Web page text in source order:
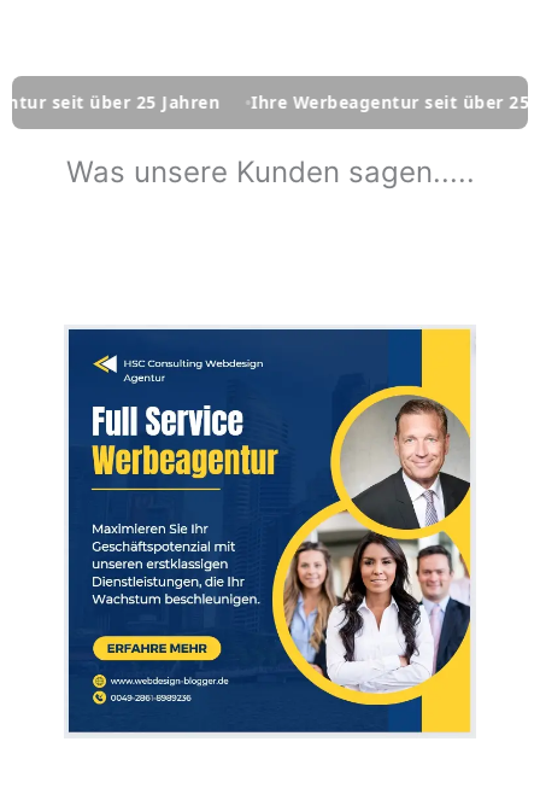
über 25 Jahren Ihre Werbeagentur seit über 25 Jahren
Was unsere Kunden sagen.....